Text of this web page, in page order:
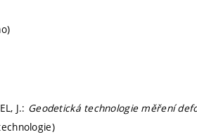
J.: Geodetická technologie měření